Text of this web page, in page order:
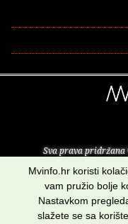
Sva prava pridržana
O nama•
Mvinfo.hr koristi
vam pružio bolje
Nastavkom
slažete se sa